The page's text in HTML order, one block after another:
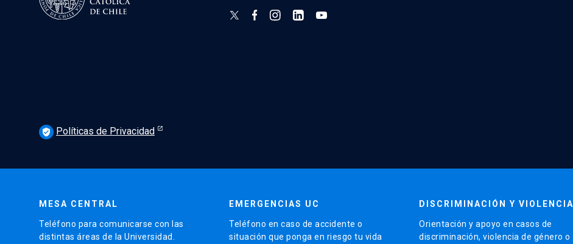
verified_user Políticas de Privacidad
MESA CENTRAL
Teléfono para comunicarse con las
distintas áreas de la Universidad.
EMERGENCIAS UC
Teléfono en caso de accidente o
situación que ponga en riesgo tu vida
DISCRIMINACIÓN Y VIOLENCIA
Orientación y apoyo en casos de
discriminación, violencia de género o